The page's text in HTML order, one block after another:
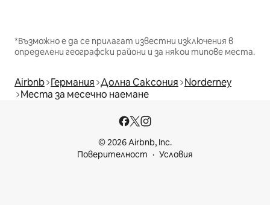
*Възможно е да се прилагат известни изключения в
определени географски райони и за някои типове места.
Airbnb Германия Долна Саксония Norderney
Места за месечно наемане
© 2026 Airbnb, Inc.
Поверителност
Условия